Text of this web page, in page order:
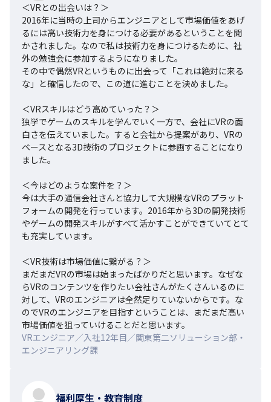
＜VRとの出会いは？＞
2016年に当時の上司からエンジニアとして市場価値をあげ
るには高い技術力を身につける必要があるということを聞
かされました。なので私は技術力を身につけるために、社
外の勉強会に参加するようになりました。
その中で偶然VRというものに出会って「これは絶対に来る
な」と確信したので、この道に進むことを決めました。
＜VRスキルはどう高めていった？＞
独学でゲームのスキルを学んでいく一方で、会社にVRの面
白さを伝えていました。すると会社から提案があり、VRの
ベースとなる3D技術のプロジェクトに参画することになり
ました。
＜今はどのような案件を？＞
今は大手の通信会社さんと協力して大規模なVRのプラット
フォームの開発を行っています。2016年から3Dの開発技術
やゲームの開発スキルがすべて活かすことができていてとて
も充実しています。
＜VR技術は市場価値に繋がる？＞
まだまだVRの市場は始まったばかりだと思います。なぜな
らVRのコンテンツを作りたい会社さんがたくさんいるのに
対して、VRのエンジニアは全然足りていないからです。な
のでVRのエンジニアを目指すということは、まだまだ高い
市場価値を狙っていけることだと思います。
VRエンジニア／入社12年目／関東第二ソリューション部・
エンジニアリング課
福利厚生・教育制度